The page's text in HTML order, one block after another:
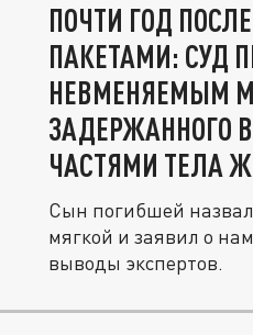
ПОЧТИ ГОД
ПАКЕТАМИ: СУД
НЕВМЕНЯЕМЫМ
ЗАДЕРЖАННОГО В
ЧАСТЯМИ ТЕЛА
Сын погибшей
мягкой и заявил о
выводы экспертов.